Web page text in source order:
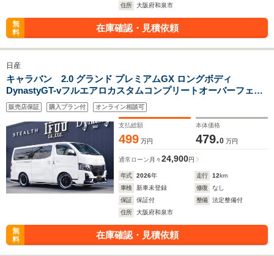
住所
大阪府和泉市
無
料
在庫確認・見積依頼
日産
キャラバン 2.0 グランド プレミアムGX ロングボディ
DynastyGT-vフルエアロカスタムコンプリートオーバーフェン
ダー17inアルミバケットシートカバーベットキット重歩行用フ
ロアシートアルパインBIG11inナビ後席モニターセンターコン
ソール
販売店保証 購入プラン付 オンライン相談可
支払総額
499 万円
本体価格
479.0 万円
通常ローン 月々24,900円
年式 2026年 走行 12km
車検
新車未登録 修復
なし
保証
保証付 整備
法定整備付
住所
大阪府和泉市
無
料
在庫確認・見積依頼